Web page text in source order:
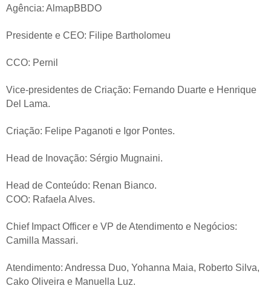
Agência: AlmapBBDO
Presidente e CEO: Filipe Bartholomeu
CCO: Pernil
Vice-presidentes de Criação: Fernando Duarte e Henrique
Del Lama.
Criação: Felipe Paganoti e Igor Pontes.
Head de Inovação: Sérgio Mugnaini.
Head de Conteúdo: Renan Bianco.
COO: Rafaela Alves.
Chief Impact Officer e VP de Atendimento e Negócios:
Camilla Massari.
Atendimento: Andressa Duo, Yohanna Maia, Roberto Silva,
Cako Oliveira e Manuella Luz.